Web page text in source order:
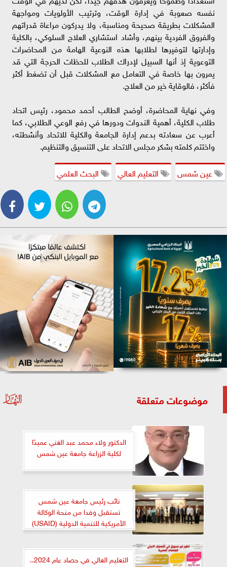
نفسه صعوبة في إدارة الوقت، وترتيب الأولويات ومواجهة
المشكلات بطريقة صحيحة ومناسبة، ولا يدركون مراعاة قدراتهم
والفروق الفردية بينهم، وأشاد استشاري العلاج السلوكي، بالكلية
وإدارتها لتوفيرها لطلابها هذه النوعية الهامة من المحاضرات
التوعوية إذ أنها السبيل لإدراك الطلاب للحظات الحرجة التي قد
يمرون بها خاصة في التعامل مع المشكلات قبل أن تضغط أكثر
فأكثر، فالوقاية خير من العلاج.
وفي نهاية المحاضرة، أوضح الطالب أحمد محمود، رئيس اتحاد
طلاب الكلية، أهمية الندوات ودورها في رفع الوعي الطلابي، كما
أعرب عن سعادته بدعم إدارة الجامعة والكلية للاتحاد وأنشطته،
واختتم كلمته بشكر مجلس الاتحاد على التنسيق والتنظيم.
عين شمس
التعليم العالي البحث العلمي
موضوعات متعلقة
الدكتور ولاء محمد عبد الغني عميدًا
لكلية الزراعة جامعة عين شمس
نائب رئيس جامعة عين شمس
تستقبل وفدا من منحة الوكالة
الأمريكية للتنمية الدولية (USAID)
التعليم العالي في حصاد عام 2024..